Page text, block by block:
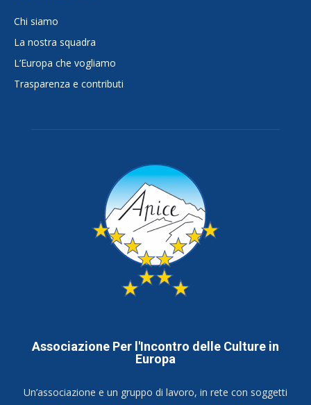
Chi siamo
La nostra squadra
L’Europa che vogliamo
Trasparenza e contributi
Associazione Per l'Incontro delle Culture in
Europa
Un’associazione e un gruppo di lavoro, in rete con soggetti